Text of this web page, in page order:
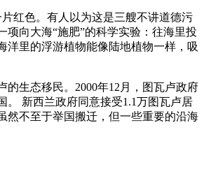
红色。有人以为这是三艘不讲道德污
向大海“施肥”的科学实验：往海里投
洋里的浮游植物能像陆地植物一样，吸
生态移民。2000年12月，图瓦卢政府
新西兰政府同意接受1.1万图瓦卢居
然不至于举国搬迁，但一些重要的沿海